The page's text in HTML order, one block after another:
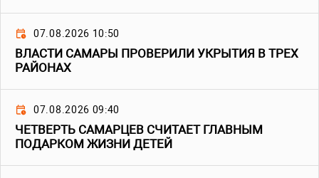
07.08.2026 10:50
ВЛАСТИ САМАРЫ ПРОВЕРИЛИ УКРЫТИЯ В ТРЕХ
РАЙОНАХ
07.08.2026 09:40
ЧЕТВЕРТЬ САМАРЦЕВ СЧИТАЕТ ГЛАВНЫМ
ПОДАРКОМ ЖИЗНИ ДЕТЕЙ